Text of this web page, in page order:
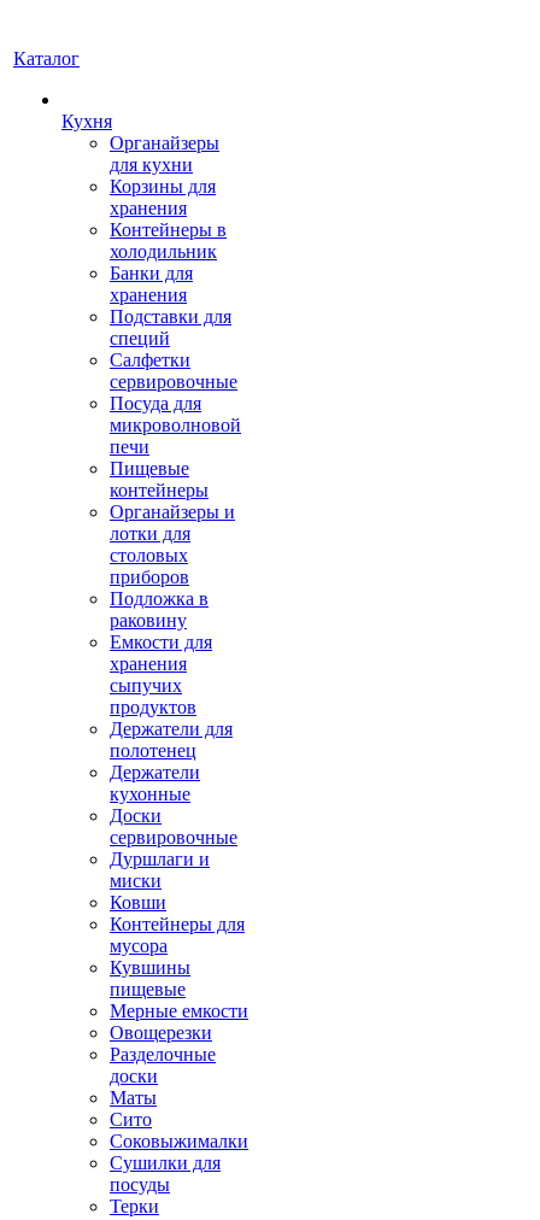
Каталог
Кухня
Органайзеры
для кухни
Корзины для
хранения
Контейнеры в
холодильник
Банки для
хранения
Подставки для
специй
Салфетки
сервировочные
Посуда для
микроволновой
печи
Пищевые
контейнеры
Органайзеры и
лотки для
столовых
приборов
Подложка в
раковину
Емкости для
хранения
сыпучих
продуктов
Держатели для
полотенец
Держатели
кухонные
Доски
сервировочные
Дуршлаги и
миски
Ковши
Контейнеры для
мусора
Кувшины
пищевые
Мерные емкости
Овощерезки
Разделочные
доски
Маты
Сито
Соковыжималки
Сушилки для
посуды
Терки